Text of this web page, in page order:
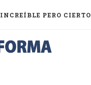
INCREÍBLE PERO CIERTO